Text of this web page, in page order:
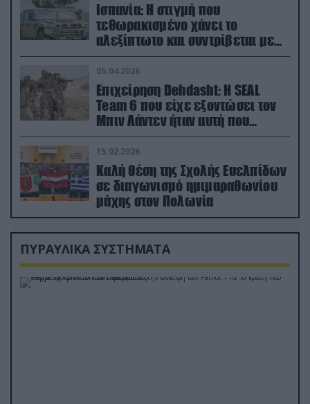
Ισπανία: Η στιγμή που
τεθωρακισμένο χάνει το
αλεξίπτωτο και συντρίβεται με
ορμή στο έδαφος (βίντεο)
05.04.2026
Επιχείρηση Dehdasht: Η SEAL
Team 6 που είχε εξοντώσει τον
Μπιν Λάντεν ήταν αυτή που
διέσωσε τον πιλότο του F-15
15.02.2026
Καλή θέση της Σχολής Ευελπίδων
σε διαγωνισμό ημιμαραθωνίου
μάχης στον Πολωνία
ΠΥΡΑΥΛΙΚΑ ΣΥΣΤΗΜΑΤΑ